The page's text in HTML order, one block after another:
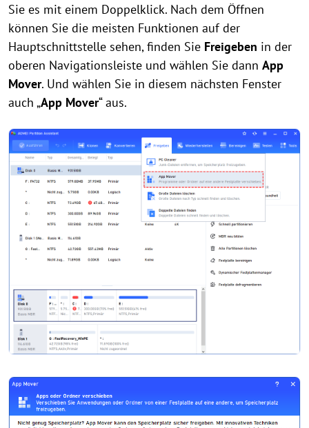
Sie es mit einem Doppelklick. Nach dem Öffnen
können Sie die meisten Funktionen auf der
Hauptschnittstelle sehen, finden Sie Freigeben in der
oberen Navigationsleiste und wählen Sie dann App
Mover. Und wählen Sie in diesem nächsten Fenster
auch „App Mover“ aus.